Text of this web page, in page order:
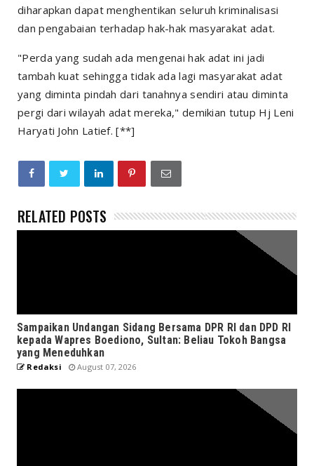
diharapkan dapat menghentikan seluruh kriminalisasi
dan pengabaian terhadap hak-hak masyarakat adat.
"Perda yang sudah ada mengenai hak adat ini jadi
tambah kuat sehingga tidak ada lagi masyarakat adat
yang diminta pindah dari tanahnya sendiri atau diminta
pergi dari wilayah adat mereka," demikian tutup Hj Leni
Haryati John Latief. [**]
RELATED POSTS
Sampaikan Undangan Sidang Bersama DPR RI dan DPD RI
kepada Wapres Boediono, Sultan: Beliau Tokoh Bangsa
yang Meneduhkan
Redaksi August 07, 2026